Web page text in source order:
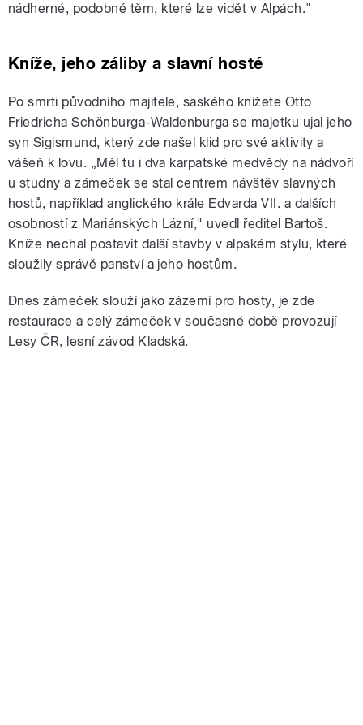
nádherné, podobné těm, které lze vidět v Alpách."
Kníže, jeho záliby a slavní hosté
Po smrti původního majitele, saského knížete Otto
Friedricha Schönburga-Waldenburga se majetku ujal jeho
syn Sigismund, který zde našel klid pro své aktivity a
vášeň k lovu. „Měl tu i dva karpatské medvědy na nádvoří
u studny a zámeček se stal centrem návštěv slavných
hostů, například anglického krále Edvarda VII. a dalších
osobností z Mariánských Lázní," uvedl ředitel Bartoš.
Kníže nechal postavit další stavby v alpském stylu, které
sloužily správě panství a jeho hostům.
Dnes zámeček slouží jako zázemí pro hosty, je zde
restaurace a celý zámeček v současné době provozují
Lesy ČR, lesní závod Kladská.